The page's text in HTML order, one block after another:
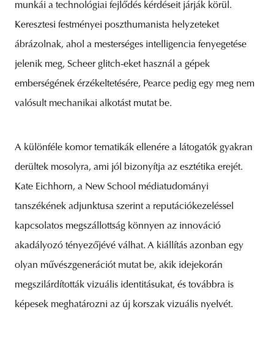
munkái a technológiai fejlődés kérdéseit járják körül.
Keresztesi festményei poszthumanista helyzeteket
ábrázolnak, ahol a mesterséges intelligencia fenyegetése
jelenik meg, Scheer glitch-eket használ a gépek
emberségének érzékeltetésére, Pearce pedig egy meg nem
valósult mechanikai alkotást mutat be.
A különféle komor tematikák ellenére a látogatók gyakran
derültek mosolyra, ami jól bizonyítja az esztétika erejét.
Kate Eichhorn, a New School médiatudományi
tanszékének adjunktusa szerint a reputációkezeléssel
kapcsolatos megszállottság könnyen az innováció
akadályozó tényezőjévé válhat. A kiállítás azonban egy
olyan művészgenerációt mutat be, akik idejekorán
megszilárdították vizuális identitásukat, és továbbra is
képesek meghatározni az új korszak vizuális nyelvét.